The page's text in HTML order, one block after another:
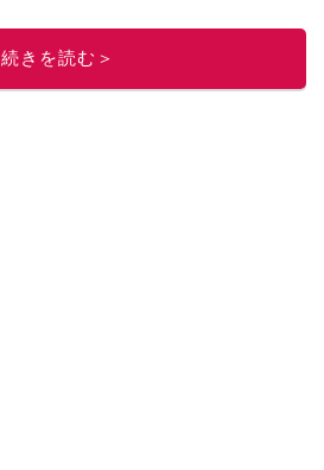
このイチオシストの他の記事を読む
続きを読む＞